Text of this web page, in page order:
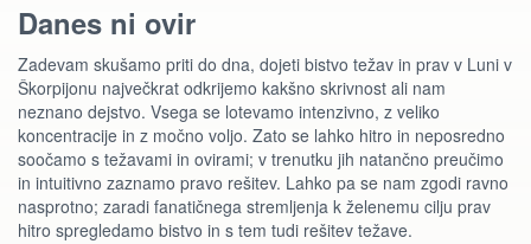
Danes ni ovir
Zadevam skušamo priti do dna, dojeti bistvo težav in prav v Luni v
Škorpijonu največkrat odkrijemo kakšno skrivnost ali nam
neznano dejstvo. Vsega se lotevamo intenzivno, z veliko
koncentracije in z močno voljo. Zato se lahko hitro in neposredno
soočamo s težavami in ovirami; v trenutku jih natančno preučimo
in intuitivno zaznamo pravo rešitev. Lahko pa se nam zgodi ravno
nasprotno; zaradi fanatičnega stremljenja k želenemu cilju prav
hitro spregledamo bistvo in s tem tudi rešitev težave.